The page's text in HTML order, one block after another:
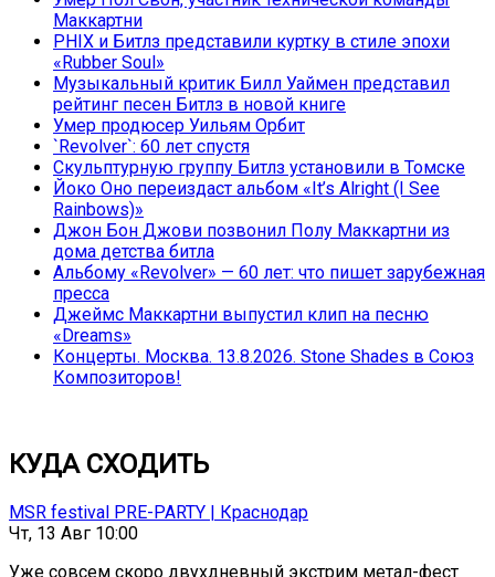
Маккартни
PHIX и Битлз представили куртку в стиле эпохи
«Rubber Soul»
Музыкальный критик Билл Уаймен представил
рейтинг песен Битлз в новой книге
Умер продюсер Уильям Орбит
`Revolver`: 60 лет спустя
Скульптурную группу Битлз установили в Томске
Йоко Оно переиздаст альбом «It’s Alright (I See
Rainbows)»
Джон Бон Джови позвонил Полу Маккартни из
дома детства битла
Альбому «Revolver» — 60 лет: что пишет зарубежная
пресса
Джеймс Маккартни выпустил клип на песню
«Dreams»
Концерты. Москва. 13.8.2026. Stone Shades в Союз
Композиторов!
КУДА СХОДИТЬ
MSR festival PRE-PARTY | Краснодар
Чт, 13 Авг 10:00
Уже совсем скоро двухдневный экстрим метал-фест